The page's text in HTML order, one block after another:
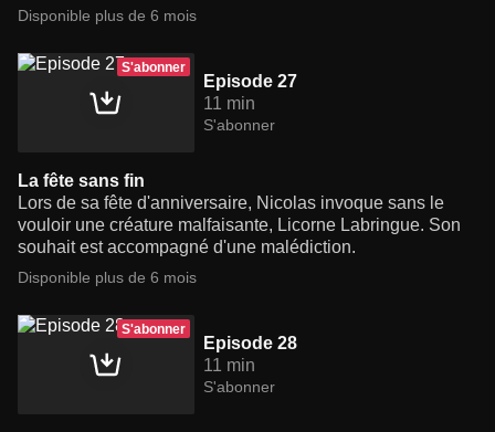
Disponible plus de 6 mois
S'abonner
Episode 27
11 min
S'abonner
La fête sans fin
Lors de sa fête d'anniversaire, Nicolas invoque sans le
vouloir une créature malfaisante, Licorne Labringue. Son
souhait est accompagné d'une malédiction.
Disponible plus de 6 mois
S'abonner
Episode 28
11 min
S'abonner